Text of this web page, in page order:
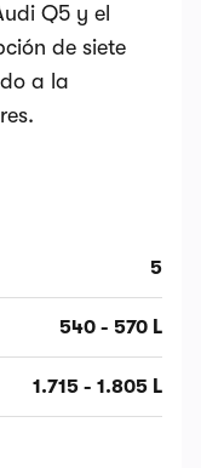
Q5 y el
de siete
a la
5
540 - 570 L
1.715 - 1.805 L